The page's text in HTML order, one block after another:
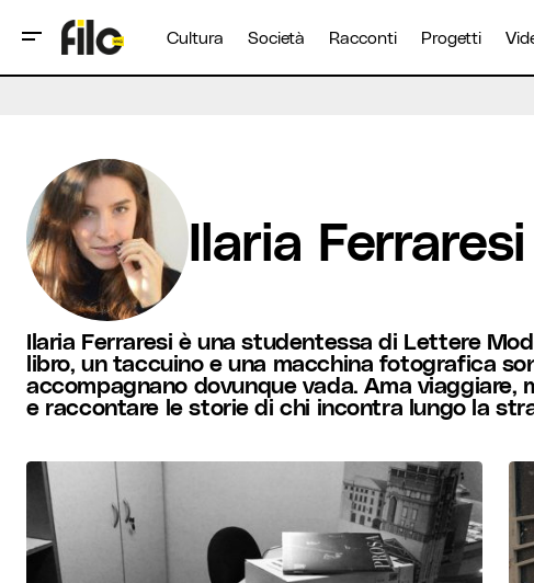
Cultura Società Racconti Progetti
Ilaria Ferraresi
Ilaria Ferraresi è una studentessa di Lettere
libro, un taccuino e una macchina fotografica
accompagnano dovunque vada. Ama
e raccontare le storie di chi incontra lungo la